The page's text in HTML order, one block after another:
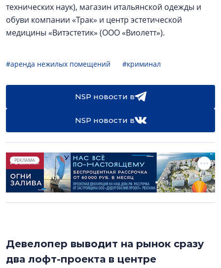
технических наук), магазин итальянской одежды и
обуви компании «Трак» и центр эстетической
медицины «Витэстетик» (ООО «Виолетт»).
#аренда нежилых помещений #криминал
NSP новости в
NSP новости в
РЕКЛАМА
Девелопер выводит на рынок сразу
два лофт-проекта в центре